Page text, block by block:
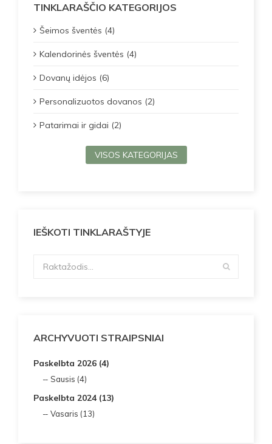
TINKLARAŠČIO KATEGORIJOS
Šeimos šventės (4)
Kalendorinės šventės (4)
Dovanų idėjos (6)
Personalizuotos dovanos (2)
Patarimai ir gidai (2)
VISOS KATEGORIJAS
IEŠKOTI TINKLARAŠTYJE
ARCHYVUOTI STRAIPSNIAI
Paskelbta 2026 (4)
Sausis (4)
Paskelbta 2024 (13)
Vasaris (13)